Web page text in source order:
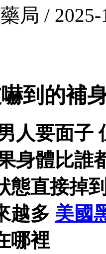
局 / 2025-
到的補
人要面子
身體比誰
態直接掉
越多 美國
哪裡